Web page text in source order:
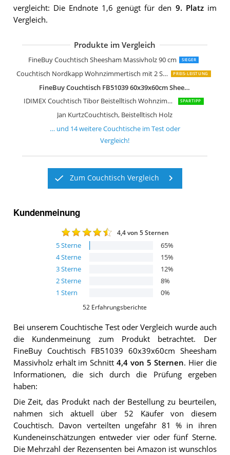
vergleicht: Die Endnote 1,6 genügt für den 9. Platzim
Vergleich.
Produkte im Vergleich
FineBuy Couchtisch Sheesham Massivholz 90 cm SIEGER
Couchtisch Nordkapp Wohnzimmertisch mit 2 Schiebetüren PREIS-LEISTUNG
FineBuy Couchtisch FB51039 60x39x60cm Sheesham Massivholz
IDIMEX Couchtisch Tibor Beistelltisch Wohnzimmertisch Sofatisch Stubentisch
SPARTIPP
Jan KurtzCouchtisch, Beistelltisch Holz
Couchtisch Laukaa Wohnzimmertisch
Klaar Design Couchtisch Ret
SAM Couchtisch 120x80 cm Ida
Couchtisch aus Eiche & Metall
LITTLE TREE Runder Couchtisch
Couchtisch Weiß Wohnzimmertisch
Couchtisch Höhenverstellbar
… und 14weitereCouchtischeim Test oder
Vergleich!
Zum Couchtisch Vergleich
Kundenmeinung
4,4von 5 Sternen
5Sterne 65%
4Sterne 15%
3Sterne 12%
2Sterne 8%
1 Stern 0%
52 Erfahrungsberichte
Bei unserem Couchtische Test oder Vergleich wurde auch
die Kundenmeinung zum Produkt betrachtet.
Der
FineBuy Couchtisch FB51039 60x39x60cm Sheesham
Massivholzerhält im Schnitt4,4 von 5 Sternen. Hier die
Informationen, die sich durch die Prüfung ergeben
haben:
Die Zeit, das Produkt nach der Bestellung zu beurteilen,
nahmen sich aktuell über 52 Käufer von diesem
Couchtisch. Davon verteilten ungefähr 81 % in ihren
Kundeneinschätzungen entweder vier oder fünf Sterne.
Die Mehrzahl der Rezensenten bei Amazon ist wunschlos